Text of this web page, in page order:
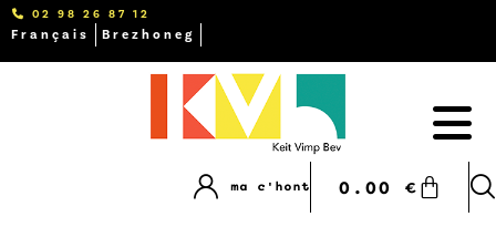
Français Brezhoneg
02 98 26 87 12
0.00 €
ma c'hont